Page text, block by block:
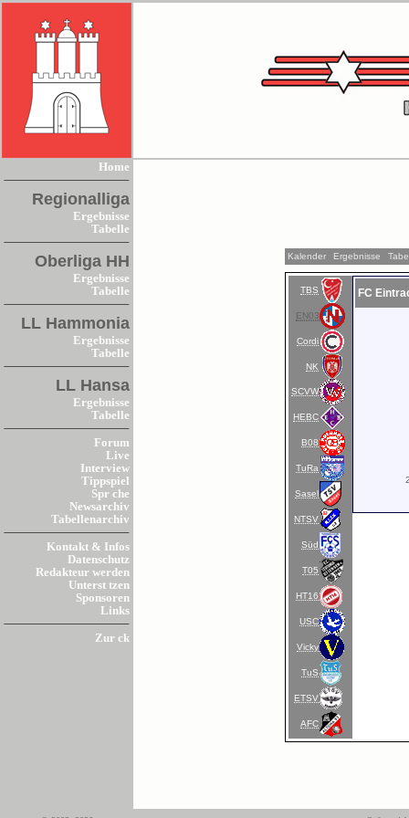
Home
Regionalliga
Ergebnisse
Tabelle
Oberliga HH
Ergebnisse
Tabelle
LL Hammonia
Ergebnisse
Tabelle
LL Hansa
Ergebnisse
Tabelle
Forum
Live
Interview
Tippspiel
Spr che
Newsarchiv
Tabellenarchiv
Kontakt & Infos
Datenschutz
Redakteur werden
Unterst tzen
Sponsoren
Links
Zur ck
Kalender Ergebnisse
TBS
EN03
Cordi
NK
SCVW
HEBC
B08
TuRa
Sasel
NTSV
Süd
T05
HT16
USC
Vicky
TuS
ETSV
AFC
FC